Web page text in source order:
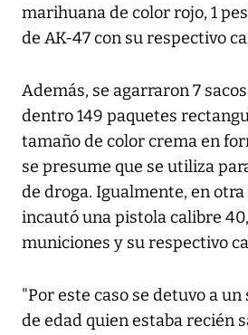
marihuana de color rojo, 1
de AK-47 con su respectivo
Además, se agarraron 7
dentro 149 paquetes
tamaño de color crema en
se presume que se utiliza
de droga. Igualmente, en
incautó una pistola calibre
municiones y su respectivo
"Por este caso se detuvo a
de edad quien estaba recién